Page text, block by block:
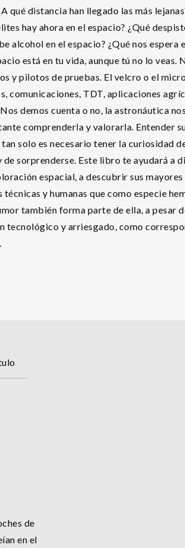
qué distancia han llegado las más
hay ahora en el espacio? ¿Qué
alcohol en el espacio? ¿Qué nos espera
está en tu vida, aunque tú no lo veas.
y pilotos de pruebas. El velcro o el
comunicaciones, TDT, aplicaciones
demos cuenta o no, la astronáutica
comprenderla y valorarla. Entender
solo es necesario tener la curiosidad
de sorprenderse. Este libro te ayudará a
espacial, a descubrir sus
y humanas que como especie
también forma parte de ella, a pesar
tecnológico y arriesgado, como
de
en el